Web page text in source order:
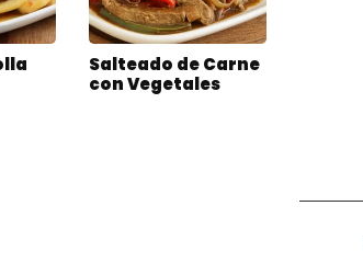
Salteado de Carne
con Vegetales